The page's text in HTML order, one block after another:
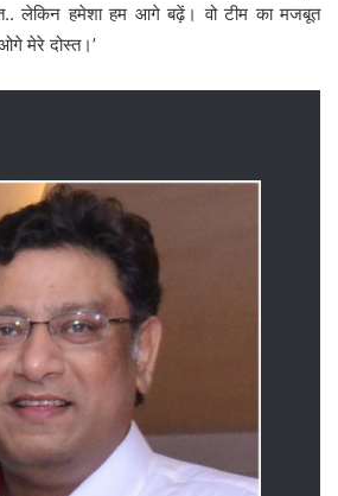
लेकिन हमेशा हम आगे बढ़ें। वो टीम का मजबूत
मेरे दोस्त।’